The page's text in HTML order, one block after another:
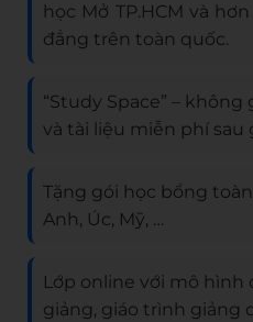
học Mở TP.HCM và
đẳng trên toàn quốc.
“Study Space” –
và tài liệu miễn phí sau
Tặng gói học bổng
Anh, Úc, Mỹ, …
Lớp online với mô hình
giảng, giáo trình giảng